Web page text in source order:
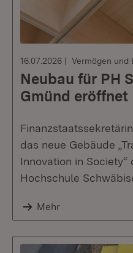
16.07.2026 Vermögen und
Neubau für PH
Gmünd eröffnet
das neue Gebäude
Innovation in
Hochschule
Mehr